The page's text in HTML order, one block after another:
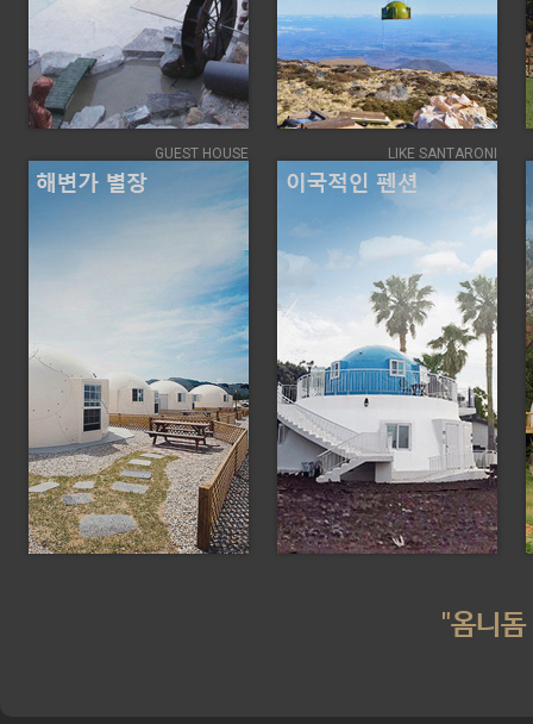
GUEST HOUSE LIKE SANTARONI
"옴니